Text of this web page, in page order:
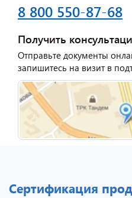
8 800 550-87-68
Получить
Отправьте документы
запишитесь на визит в
Сертификация